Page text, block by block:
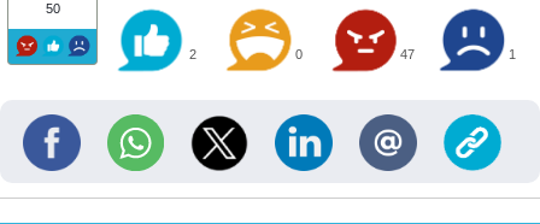
50
2 0 47 1